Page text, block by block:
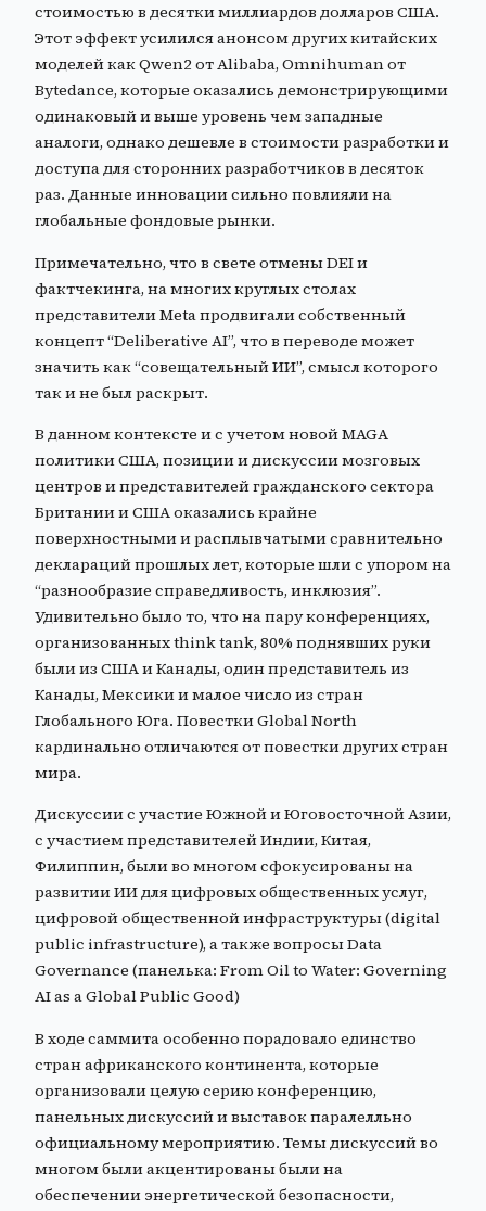
стоимостью в десятки миллиардов долларов США.
Этот эффект усилился анонсом других китайских
моделей как Qwen2 от Alibaba, Omnihuman от
Bytedance, которые оказались демонстрирующими
одинаковый и выше уровень чем западные
аналоги, однако дешевле в стоимости разработки и
доступа для сторонних разработчиков в десяток
раз. Данные инновации сильно повлияли на
глобальные фондовые рынки.
Примечательно, что в свете отмены DEI и
фактчекинга, на многих круглых столах
представители Meta продвигали собственный
концепт “Deliberative AI”, что в переводе может
значить как “совещательный ИИ”, смысл которого
так и не был раскрыт.
В данном контексте и с учетом новой MAGA
политики США, позиции и дискуссии мозговых
центров и представителей гражданского сектора
Британии и США оказались крайне
поверхностными и расплывчатыми сравнительно
деклараций прошлых лет, которые шли с упором на
“разнообразие справедливость, инклюзия”.
Удивительно было то, что на пару конференциях,
организованных think tank, 80% поднявших руки
были из США и Канады, один представитель из
Канады, Мексики и малое число из стран
Глобального Юга. Повестки Global North
кардинально отличаются от повестки других стран
мира.
Дискуссии с участие Южной и Юговосточной Азии,
с участием представителей Индии, Китая,
Филиппин, были во многом сфокусированы на
развитии ИИ для цифровых общественных услуг,
цифровой общественной инфраструктуры (digital
public infrastructure), а также вопросы Data
Governance (панелька: From Oil to Water: Governing
AI as a Global Public Good)
В ходе саммита особенно порадовало единство
стран африканского континента, которые
организовали целую серию конференцию,
панельных дискуссий и выставок паралелльно
официальному мероприятию. Темы дискуссий во
многом были акцентированы были на
обеспечении энергетической безопасности,